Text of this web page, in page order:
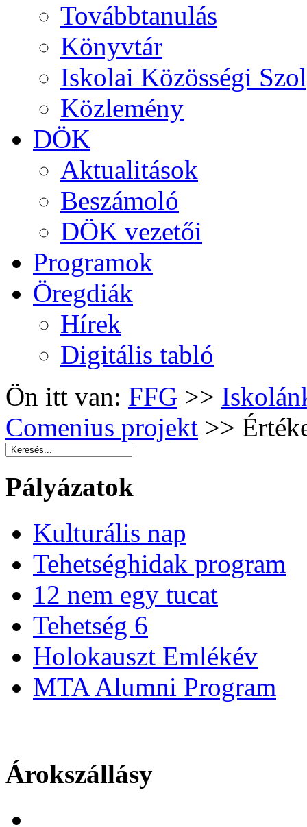
Továbbtanulás
Könyvtár
Iskolai Közösségi
Közlemény
DÖK
Aktualitások
Beszámoló
DÖK vezetői
Programok
Öregdiák
Hírek
Digitális tabló
Ön itt van: FFG >>
Comenius projekt >>
Pályázatok
Kulturális nap
Tehetséghidak program
12 nem egy tucat
Tehetség 6
Holokauszt Emlékév
MTA Alumni Program
Árokszállásy